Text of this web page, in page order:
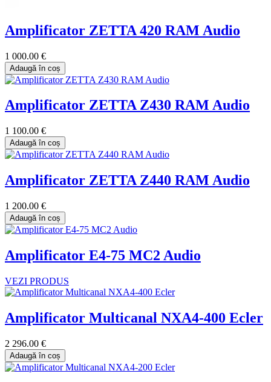
Amplificator ZETTA 420 RAM Audio
1 000.00 €
Adaugă în coș
Amplificator ZETTA Z430 RAM Audio
1 100.00 €
Adaugă în coș
Amplificator ZETTA Z440 RAM Audio
1 200.00 €
Adaugă în coș
Amplificator E4-75 MC2 Audio
VEZI PRODUS
Amplificator Multicanal NXA4-400 Ecler
2 296.00 €
Adaugă în coș